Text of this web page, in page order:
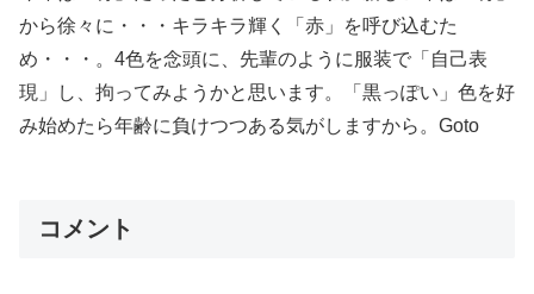
から徐々に・・・キラキラ輝く「赤」を呼び込むた
め・・・。4色を念頭に、先輩のように服装で「自己表
現」し、拘ってみようかと思います。「黒っぽい」色を好
み始めたら年齢に負けつつある気がしますから。Goto
コメント